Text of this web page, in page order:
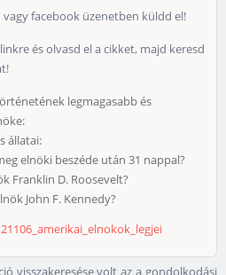
facebook üzenetben küldd el!
és olvasd el a cikket, majd keresd
legmagasabb és
állatai:
elnöki beszéde után 31 nappal?
Franklin D. Roosevelt?
John F. Kennedy?